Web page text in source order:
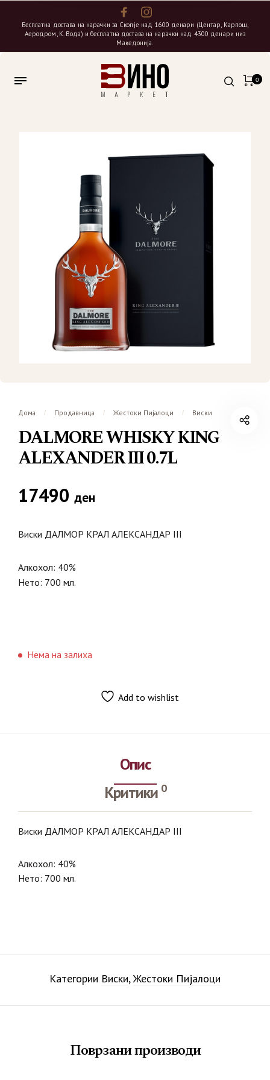
Бесплатна достава на нарачки за Скопје над 1600 денари (Центар, Карпош,
Аеродром, К. Вода) и бесплатна достава на нарачки над 4300 денари низ
Македонија.
0
Дома / Продавница / Жестоки Пијалоци / Виски
DALMORE WHISKY KING
ALEXANDER III 0.7L
17490 ден
Виски ДАЛМОР КРАЛ АЛЕКСАНДАР III
Алкохол: 40%
Нето: 700 мл.
Нема на залиха
Add to wishlist
Опис
Критики 0
Виски ДАЛМОР КРАЛ АЛЕКСАНДАР III
Алкохол: 40%
Нето: 700 мл.
Категории Виски,Жестоки Пијалоци
Поврзани производи